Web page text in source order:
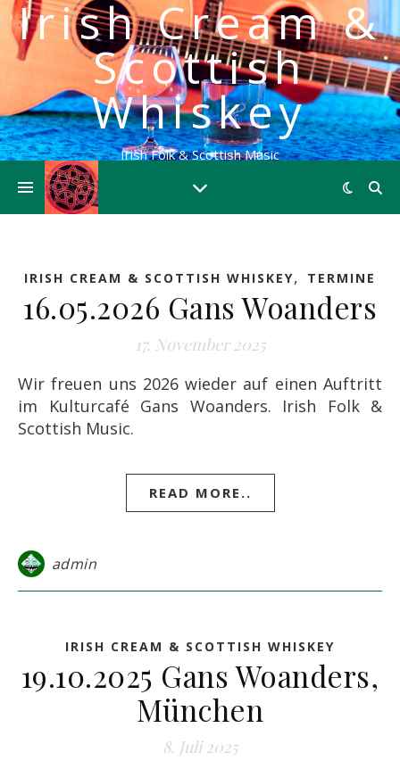
Irish Cream &
Scottish
Whiskey
Irish Folk & Scottish Music
IRISH CREAM & SCOTTISH WHISKEY, TERMINE
16.05.2026 Gans Woanders
17. November 2025
Wir freuen uns 2026 wieder auf einen Auftritt
im Kulturcafé Gans Woanders. Irish Folk &
Scottish Music.
READ MORE..
admin
IRISH CREAM & SCOTTISH WHISKEY
19.10.2025 Gans Woanders,
München
8. Juli 2025